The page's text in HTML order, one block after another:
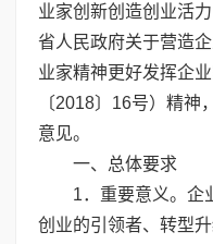
业家创新创造创业活
省人民政府关于营造
业家精神更好发挥企
〔2018〕16号）精神
意见。
一、总体要求
1．重要意义。企业
创业的引领者、转型